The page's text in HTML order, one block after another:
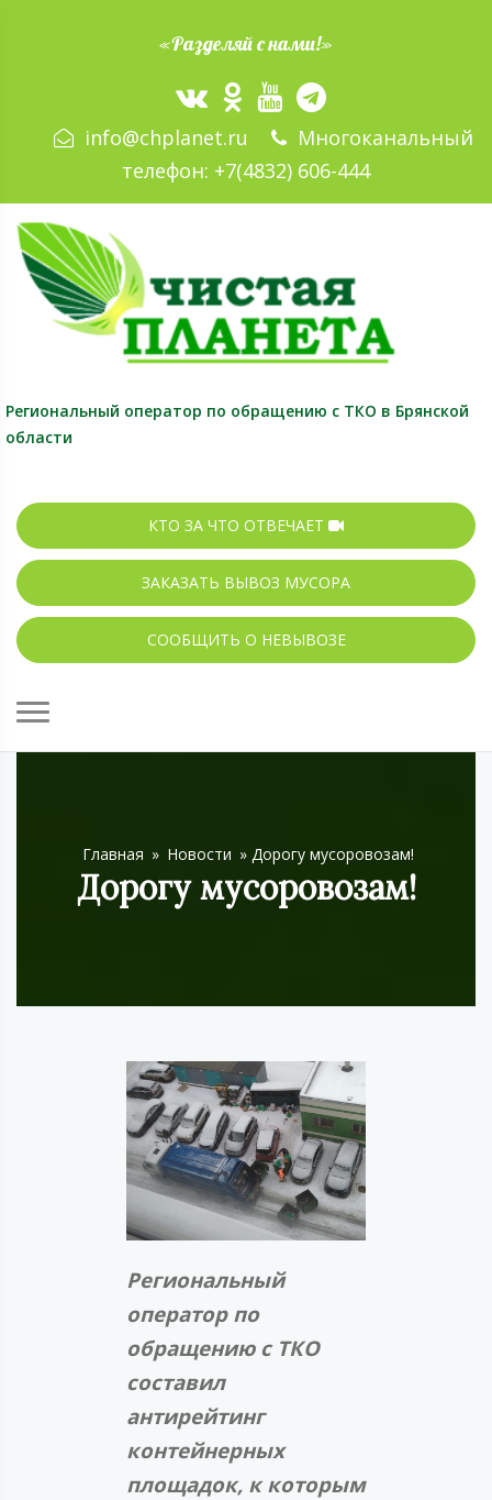
«Разделяй с нами!»
info@chplanet.ru
Многоканальный
телефон: +7(4832) 606-444
Региональный оператор по обращению с ТКО в Брянской
области
КТО ЗА ЧТО ОТВЕЧАЕТ
ЗАКАЗАТЬ ВЫВОЗ МУСОРА
СООБЩИТЬ О НЕВЫВОЗЕ
Главная » Новости » Дорогу мусоровозам!
Дорогу мусоровозам!
Региональный
оператор по
обращению с ТКО
составил
антирейтинг
контейнерных
площадок, к которым